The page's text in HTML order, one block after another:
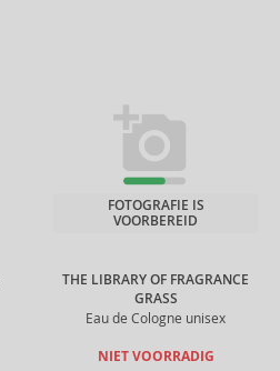
THE LIBRARY OF FRAGRANCE
GRASS
Eau de Cologne unisex
FOTOGRAFIE IS
VOORBEREID
NIET VOORRADIG